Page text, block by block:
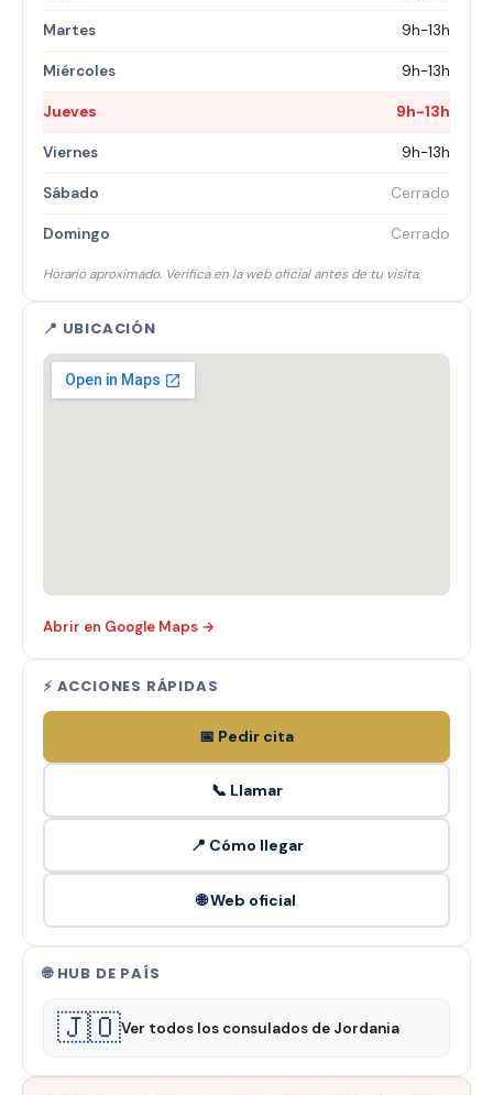
Martes 9h-13h
Miércoles 9h-13h
Jueves 9h-13h
Viernes 9h-13h
Sábado Cerrado
Domingo Cerrado
Horario aproximado. Verifica en la web oficial antes de tu visita.
📍 UBICACIÓN
Abrir en Google Maps →
⚡ ACCIONES RÁPIDAS
📅 Pedir cita
📞 Llamar
📍 Cómo llegar
🌐 Web oficial
🌐 HUB DE PAÍS
🇯🇴Ver todos los consulados de Jordania